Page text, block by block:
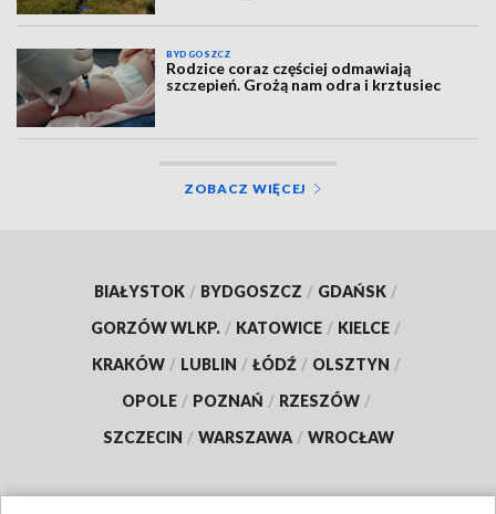
BYDGOSZCZ
Rodzice coraz częściej odmawiają
szczepień. Grożą nam odra i krztusiec
ZOBACZ WIĘCEJ
BIAŁYSTOK / BYDGOSZCZ / GDAŃSK /
GORZÓW WLKP. / KATOWICE / KIELCE /
KRAKÓW / LUBLIN / ŁÓDŹ / OLSZTYN /
OPOLE / POZNAŃ / RZESZÓW /
SZCZECIN / WARSZAWA / WROCŁAW